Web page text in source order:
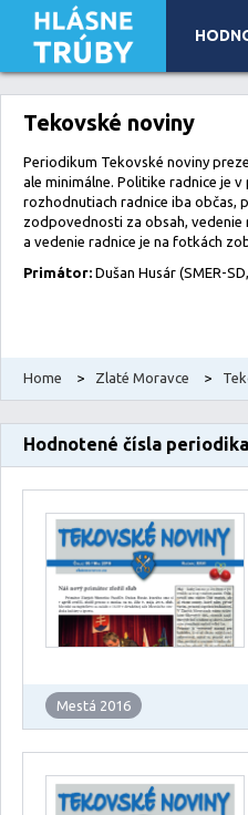
Leaflet| Map data ©OpenStreetMap
Tekovské noviny
Periodikum Tekovské noviny
ale minimálne. Politike radnice je
rozhodnutiach radnice iba občas,
zodpovednosti za obsah,
a vedenie radnice je na fotkách
Primátor: Dušan Husár (SMER-
Home > Zlaté Moravce >
Hodnotené čísla
Mestá 2016